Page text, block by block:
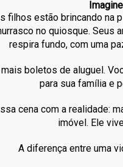
filhos estão brincando na
no quiosque. Seus
respira fundo, com uma
boletos de aluguel.
para sua família e
cena com a realidade:
imóvel. Ele
A diferença entre uma